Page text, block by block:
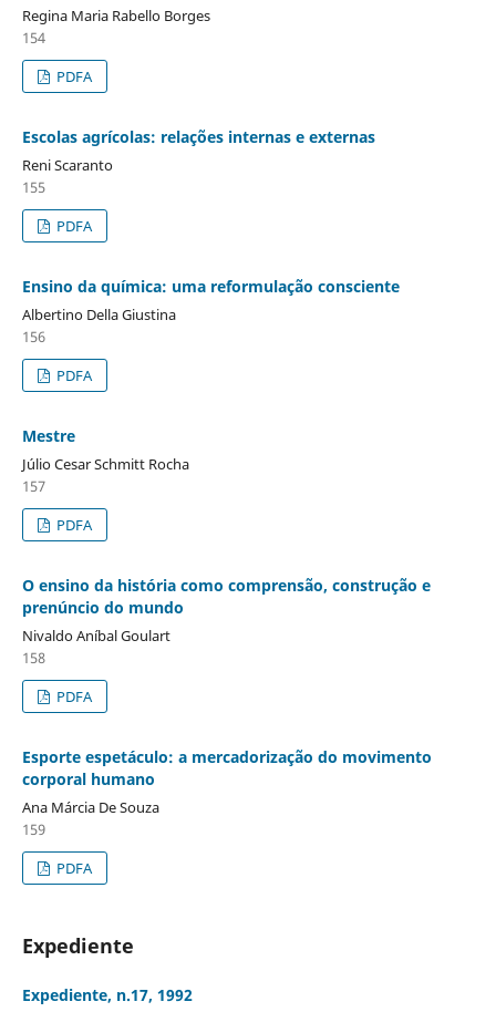
Regina Maria Rabello Borges
154
PDFA
Escolas agrícolas: relações internas e externas
Reni Scaranto
155
PDFA
Ensino da química: uma reformulação consciente
Albertino Della Giustina
156
PDFA
Mestre
Júlio Cesar Schmitt Rocha
157
PDFA
O ensino da história como comprensão, construção e
prenúncio do mundo
Nivaldo Aníbal Goulart
158
PDFA
Esporte espetáculo: a mercadorização do movimento
corporal humano
Ana Márcia De Souza
159
PDFA
Expediente
Expediente, n.17, 1992